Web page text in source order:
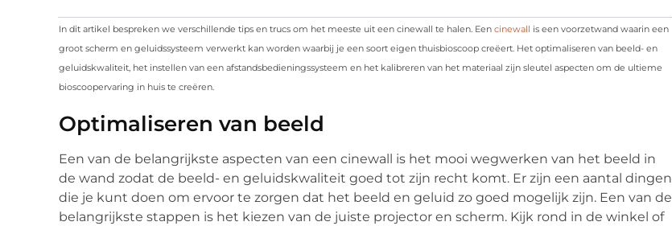
In dit artikel bespreken we verschillende tips en trucs om het meeste uit een cinewall te halen. Een cinewall is een voorzetwand waarin een
groot scherm en geluidssysteem verwerkt kan worden waarbij je een soort eigen thuisbioscoop creëert. Het optimaliseren van beeld- en
geluidskwaliteit, het instellen van een afstandsbedieningssysteem en het kalibreren van het materiaal zijn sleutel aspecten om de ultieme
bioscoopervaring in huis te creëren.
Optimaliseren van beeld
Een van de belangrijkste aspecten van een cinewall is het mooi wegwerken van het beeld in
de wand zodat de beeld- en geluidskwaliteit goed tot zijn recht komt. Er zijn een aantal dingen
die je kunt doen om ervoor te zorgen dat het beeld en geluid zo goed mogelijk zijn. Een van de
belangrijkste stappen is het kiezen van de juiste projector en scherm. Kijk rond in de winkel of